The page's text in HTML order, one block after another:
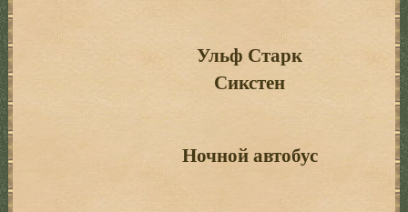
Оглавление
Ульф Старк
Сикстен
Ночной автобус